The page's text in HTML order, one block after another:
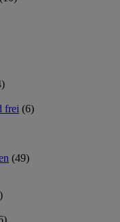
frei (6)
(49)